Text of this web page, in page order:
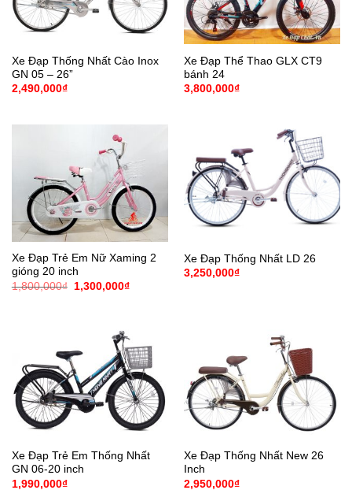
Xe Đạp Thống Nhất Cào Inox
GN 05 – 26”
2,490,000₫
Xe Đạp Thể Thao GLX CT9
bánh 24
3,800,000₫
Xe Đạp Trẻ Em Nữ Xaming 2
gióng 20 inch
1,800,000₫
Giá
gốc
1,300,000₫Giá
Xe Đạp Thống Nhất LD 26
3,250,000₫
Xe Đạp Trẻ Em Thống Nhất
GN 06-20 inch
1,990,000₫
Xe Đạp Thống Nhất New 26
Inch
2,950,000₫